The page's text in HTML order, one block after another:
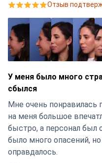
Отзыв
У меня было много
сбылся
Мне очень понравилась
на меня большое
быстро, а персонал был
было много опасений,
оправдалось.